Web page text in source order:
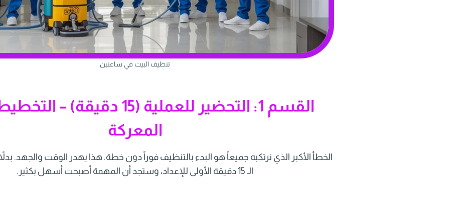
تنظيف البيت في ساعتين
القسم 1: التحضير للعملية (15
المعركة
الخطأ الأكبر الذي نرتكبه جميعاً هو البدء بالتنظيف فوراً دون خطة. هذا يهدر الوقت
الـ 15 دقيقة الأولى للإعداد، وستجد أن المهمة أصبحت أسهل بكثير.